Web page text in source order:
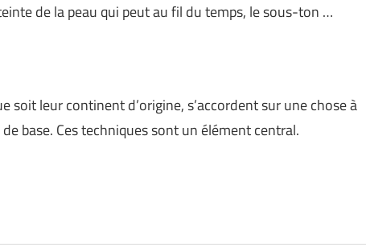
de la peau qui peut au fil du temps, le sous-ton …
soit leur continent d’origine, s’accordent sur une chose à
base. Ces techniques sont un élément central.